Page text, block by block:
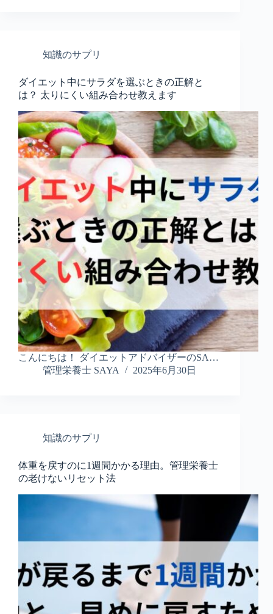
知識のサプリ
ダイエット中にサラダを選ぶときの正解と
は？ 太りにくい組み合わせ教えます
こんにちは！ ダイエットアドバイザーのSA…
管理栄養士 SAYA
2025年6月30日
知識のサプリ
体重を戻すのに1週間かかる理由。管理栄養士
の老けないリセット法